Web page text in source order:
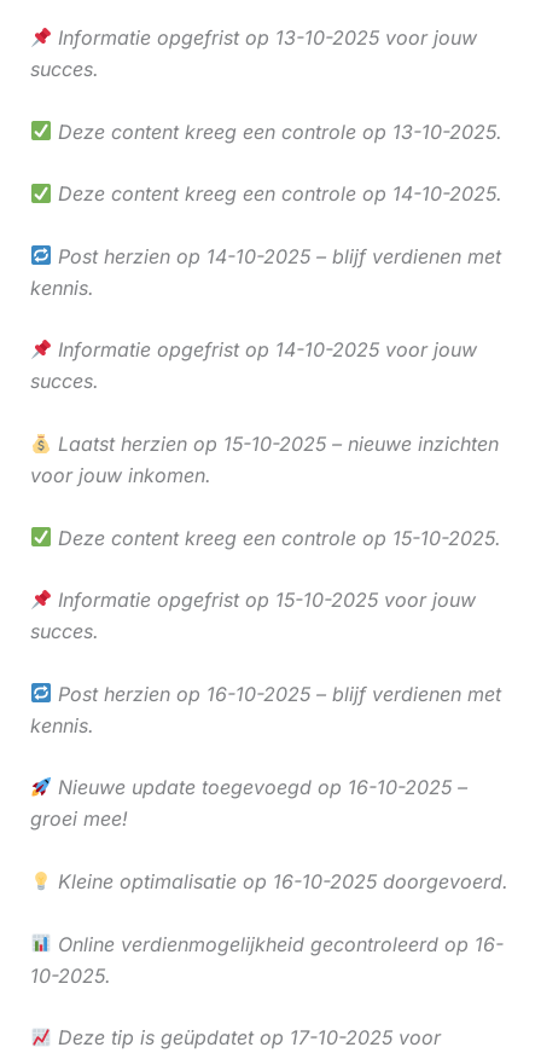
Informatie opgefrist op 13-10-2025 voor jouw
succes.
Deze content kreeg een controle op 13-10-2025.
Deze content kreeg een controle op 14-10-2025.
Post herzien op 14-10-2025 – blijf verdienen met
kennis.
Informatie opgefrist op 14-10-2025 voor jouw
succes.
Laatst herzien op 15-10-2025 – nieuwe inzichten
voor jouw inkomen.
Deze content kreeg een controle op 15-10-2025.
Informatie opgefrist op 15-10-2025 voor jouw
succes.
Post herzien op 16-10-2025 – blijf verdienen met
kennis.
Nieuwe update toegevoegd op 16-10-2025 –
groei mee!
Kleine optimalisatie op 16-10-2025 doorgevoerd.
Online verdienmogelijkheid gecontroleerd op 16-
10-2025.
Deze tip is geüpdatet op 17-10-2025 voor